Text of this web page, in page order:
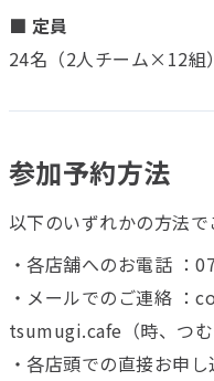
■ 定員
24名（2人チーム×12組）
参加予約方法
以下のいずれかの方法で
・各店舗へのお電話 ：
・メールでのご連絡 ：
tsumugi.cafe（時、つむ
・各店頭での直接お申し